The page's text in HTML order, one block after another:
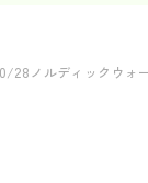
28ノルディックウォ